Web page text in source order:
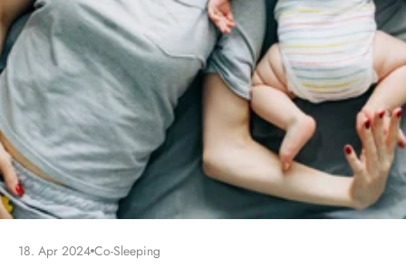
18. Apr 2024 Co-Sleeping